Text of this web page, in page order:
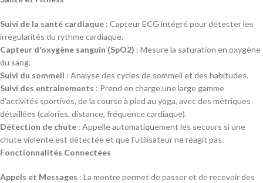
Suivi de la santé cardiaque : Capteur ECG intégré pour détecter les
irrégularités du rythme cardiaque.
Capteur d'oxygène sanguin (SpO2) : Mesure la saturation en oxygène
du sang.
Suivi du sommeil : Analyse des cycles de sommeil et des habitudes.
Suivi des entraînements : Prend en charge une large gamme
d'activités sportives, de la course à pied au yoga, avec des métriques
détaillées (calories, distance, fréquence cardiaque).
Détection de chute : Appelle automatiquement les secours si une
chute violente est détectée et que l'utilisateur ne réagit pas.
Fonctionnalités Connectées
Appels et Messages : La montre permet de passer et de recevoir des